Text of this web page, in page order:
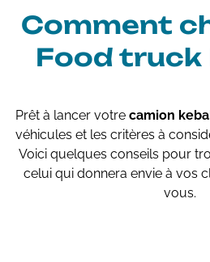
Comment
Food truck
Prêt à lancer votre camion
véhicules et les critères à
Voici quelques conseils pour
celui qui donnera envie à vos
vous.